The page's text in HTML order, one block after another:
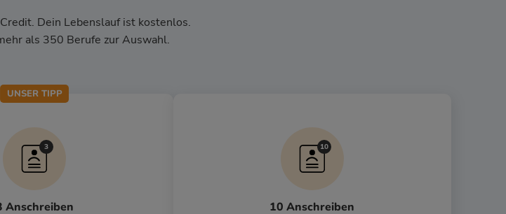
Dein Lebenslauf ist kostenlos.
als 350 Berufe zur Auswahl.
UNSER TIPP
Anschreiben 10 Anschreiben